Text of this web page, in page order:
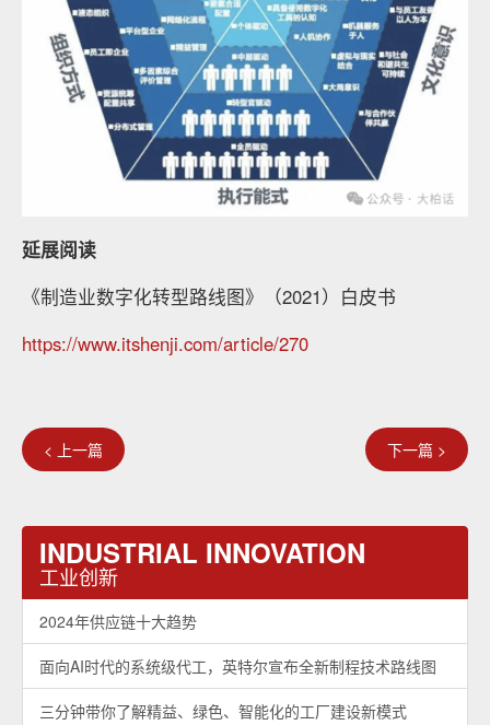
延展阅读
《制造业数字化转型路线图》（2021）白皮书
https://www.itshenji.com/article/270
< 上一篇 下一篇 >
INDUSTRIAL INNOVATION
工业创新
2024年供应链十大趋势
面向AI时代的系统级代工，英特尔宣布全新制程技术路线图
三分钟带你了解精益、绿色、智能化的工厂建设新模式